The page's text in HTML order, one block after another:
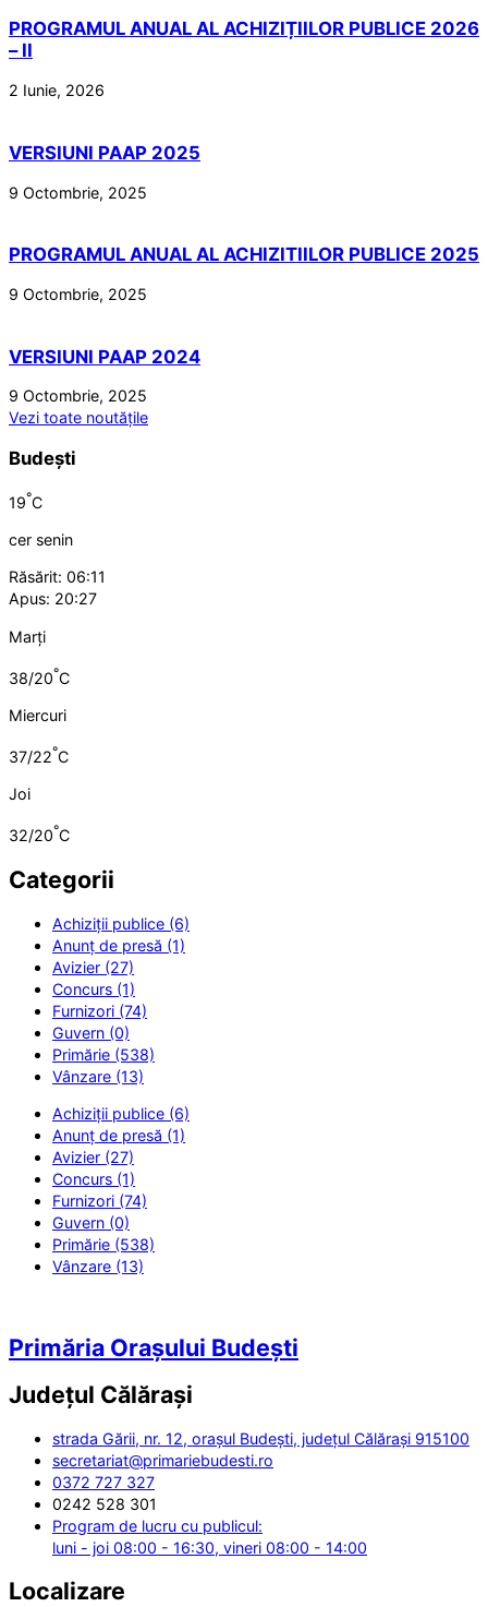
PROGRAMUL ANUAL AL ACHIZIȚIILOR PUBLICE 2026
– II
2 Iunie, 2026
VERSIUNI PAAP 2025
9 Octombrie, 2025
PROGRAMUL ANUAL AL ACHIZITIILOR PUBLICE 2025
9 Octombrie, 2025
VERSIUNI PAAP 2024
9 Octombrie, 2025
Vezi toate noutățile
Budești
19°C
cer senin
Răsărit: 06:11
Apus: 20:27
Marți
38/20°C
Miercuri
37/22°C
Joi
32/20°C
Categorii
Achiziții publice (6)
Anunț de presă (1)
Avizier (27)
Concurs (1)
Furnizori (74)
Guvern (0)
Primărie (538)
Vânzare (13)
Achiziții publice (6)
Anunț de presă (1)
Avizier (27)
Concurs (1)
Furnizori (74)
Guvern (0)
Primărie (538)
Vânzare (13)
Primăria Orașului Budești
Județul Călărași
strada Gării, nr. 12, orașul Budești, județul Călărași 915100
secretariat@primariebudesti.ro
0372 727 327
0242 528 301
Program de lucru cu publicul:
luni - joi 08:00 - 16:30, vineri 08:00 - 14:00
Localizare